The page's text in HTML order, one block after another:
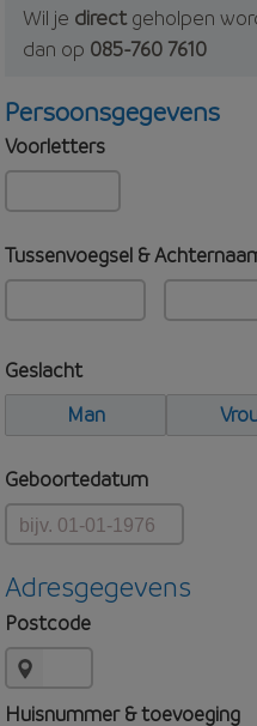
Wil je directgeholpen
dan op 085-760 7610
Persoonsgegevens
Voorletters
Tussenvoegsel &
Geslacht
Man
Geboortedatum
Adresgegevens
Postcode
Huisnummer & toevoeging